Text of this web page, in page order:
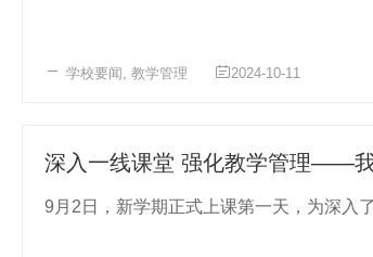
学校要闻, 教学管理 2024-10-11
深入一线课堂 强化教学管理——
9月2日，新学期正式上课第一天，为深入